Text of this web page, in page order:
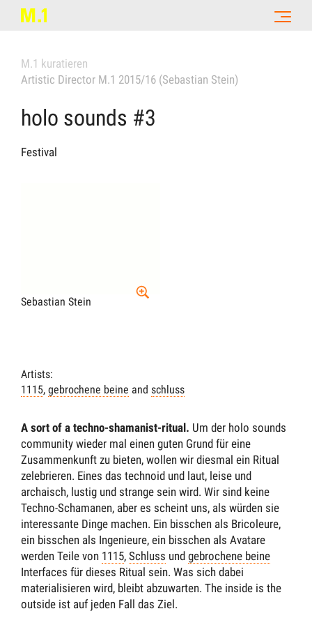
M.1 kuratieren
Artistic Director M.1 2015/16 (Sebastian Stein)
holo sounds #3
Festival
Sebastian Stein
Artists:
1115, gebrochene beine and schluss
A sort of a techno-shamanist-ritual. Um der holo sounds
community wieder mal einen guten Grund für eine
Zusammenkunft zu bieten, wollen wir diesmal ein Ritual
zelebrieren. Eines das technoid und laut, leise und
archaisch, lustig und strange sein wird. Wir sind keine
Techno-Schamanen, aber es scheint uns, als würden sie
interessante Dinge machen. Ein bisschen als Bricoleure,
ein bisschen als Ingenieure, ein bisschen als Avatare
werden Teile von 1115, Schluss und gebrochene beine
Interfaces für dieses Ritual sein. Was sich dabei
materialisieren wird, bleibt abzuwarten. The inside is the
outside ist auf jeden Fall das Ziel.